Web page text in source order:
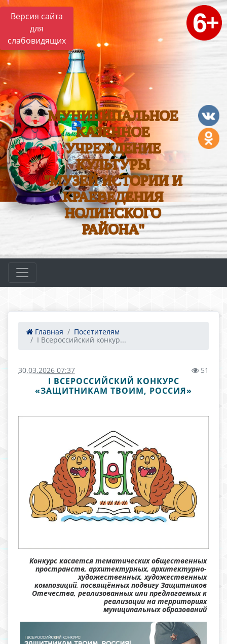
Версия сайта
для
слабовидящих
МУНИЦИПАЛЬНОЕ
КАЗЕННОЕ
УЧРЕЖДЕНИЕ
КУЛЬТУРЫ
"МУЗЕЙ ИСТОРИИ И
КРАЕВЕДЕНИЯ
НОЛИНСКОГО
РАЙОНА"
Главная
Посетителям
I Всероссийский конкур...
30.03.2026 07:37 51
I ВСЕРОССИЙСКИЙ КОНКУРС
«ЗАЩИТНИКАМ ТВОИМ, РОССИЯ»
Конкурс касается тематических общественных
пространств, архитектурных, архитектурно-
художественных, художественных
композиций, посвящённых подвигу Защитников
Отечества, реализованных или предлагаемых к
реализации на территориях
муниципальных образований